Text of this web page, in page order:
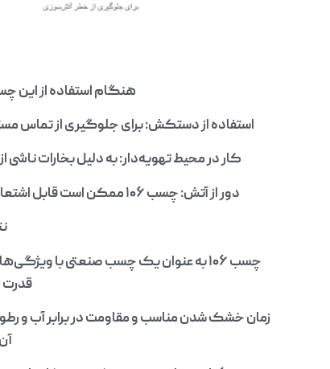
هنگام استفاده از این
استفاده از دستکش: برای جلوگیری از تماس
کار در محیط تهویه‌دار: به دلیل بخارات
دور از آتش: چسب ۱۰۶ ممکن است قابل اشتعال باشد، بنابراین باید از منابع آتش دور نگه داشته شود.
چسب ۱۰۶ به عنوان یک چسب صنعتی با
قدرت
زمان خشک شدن مناسب و مقاومت در برابر آب و